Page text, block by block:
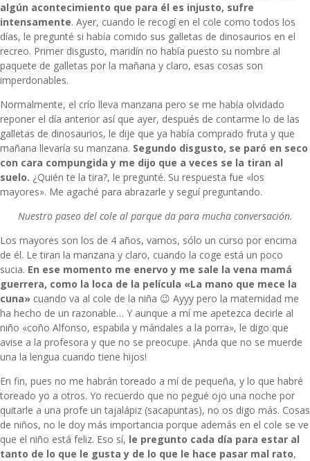
algún acontecimiento que para él es injusto, sufre
intensamente. Ayer, cuando le recogí en el cole como todos los
días, le pregunté si había comido sus galletas de dinosaurios en el
recreo. Primer disgusto, maridín no había puesto su nombre al
paquete de galletas por la mañana y claro, esas cosas son
imperdonables.
Normalmente, el crío lleva manzana pero se me había olvidado
reponer el día anterior así que ayer, después de contarme lo de las
galletas de dinosaurios, le dije que ya había comprado fruta y que
mañana llevaría su manzana. Segundo disgusto, se paró en seco
con cara compungida y me dijo que a veces se la tiran al
suelo. ¿Quién te la tira?, le pregunté. Su respuesta fue «los
mayores». Me agaché para abrazarle y seguí preguntando.
Nuestro paseo del cole al parque da para mucha conversación.
Los mayores son los de 4 años, vamos, sólo un curso por encima
de él. Le tiran la manzana y claro, cuando la coge está un poco
sucia. En ese momento me enervo y me sale la vena mamá
guerrera, como la loca de la película «La mano que mece la
cuna» cuando va al cole de la niña 😉 Ayyy pero la maternidad me
ha hecho de un razonable… Y aunque a mí me apetezca decirle al
niño «coño Alfonso, espabila y mándales a la porra», le digo que
avise a la profesora y que no se preocupe. ¡Anda que no se muerde
una la lengua cuando tiene hijos!
En fin, pues no me habrán toreado a mí de pequeña, y lo que habré
toreado yo a otros. Yo recuerdo que no pegué ojo una noche por
quitarle a una profe un tajalápiz (sacapuntas), no os digo más. Cosas
de niños, no le doy más importancia porque además en el cole se ve
que el niño está feliz. Eso sí, le pregunto cada día para estar al
tanto de lo que le gusta y de lo que le hace pasar mal rato,